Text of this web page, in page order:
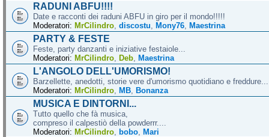
RADUNI ABFU!!!!
Date e racconti dei raduni ABFU in giro per il mondo!!!!!
Moderatori: MrCilindro discostu Mony76 Maestrina
PARTY & FESTE
Feste, party danzanti e iniziative festaiole...
Moderatori: MrCilindro Deb Maestrina
L'ANGOLO DELL'UMORISMO!
Barzellette, anedotti, storie vere d'umorismo quotidiano e
Moderatori: MrCilindro MB Bonanza
MUSICA E DINTORNI...
Tutto quello che fà musica,
compreso il calpestiò della powderrr....
Moderatori: MrCilindro bobo Mari